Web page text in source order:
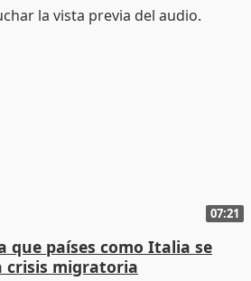
07:21
que países como Italia se
crisis migratoria